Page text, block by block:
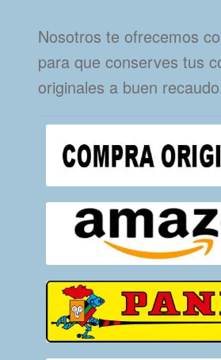
Nosotros te ofrecemos
para que conserves tus
originales a buen